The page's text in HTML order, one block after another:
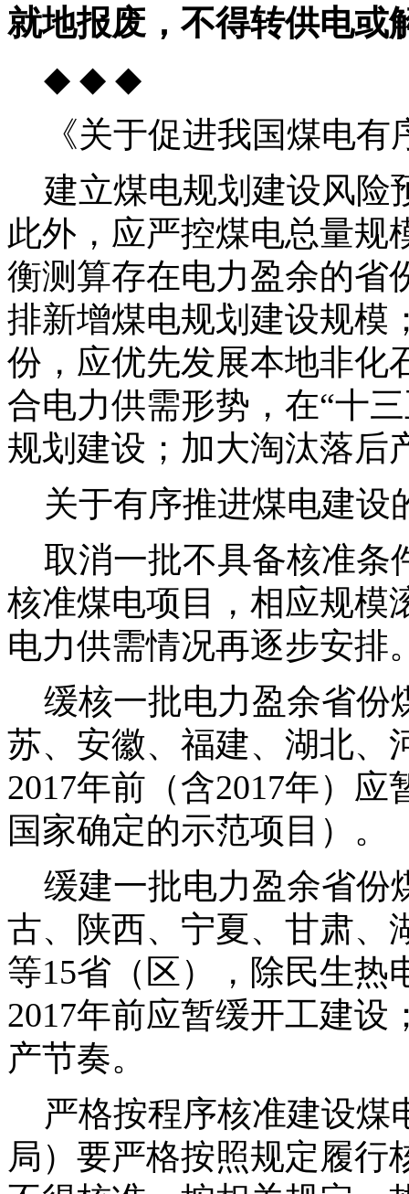
就地报废，不得转供电或
◆ ◆ ◆
《关于促进我国煤电有
建立煤电规划建设风险
此外，应严控煤电总量规
衡测算存在电力盈余的省
排新增煤电规划建设规模
份，应优先发展本地非化
合电力供需形势，在“十
规划建设；加大淘汰落后
关于有序推进煤电建设
取消一批不具备核准条
核准煤电项目，相应规模
电力供需情况再逐步安排
缓核一批电力盈余省份
苏、安徽、福建、湖北、
2017年前（含2017年）
国家确定的示范项目）。
缓建一批电力盈余省份
古、陕西、宁夏、甘肃、
等15省（区），除民生热
2017年前应暂缓开工建
产节奏。
严格按程序核准建设煤
局）要严格按照规定履行